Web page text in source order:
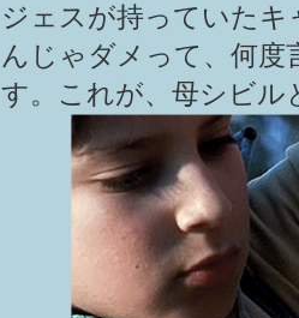
ジェスが持っていた
んじゃダメって、何度
す。これが、母シビル